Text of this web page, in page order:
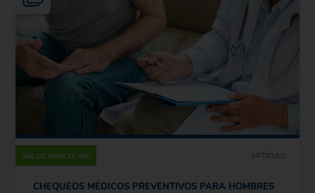
SALUD MASCULINA ARTÍCULO
CHEQUEOS MÉDICOS PREVENTIVOS PARA HOMBRES